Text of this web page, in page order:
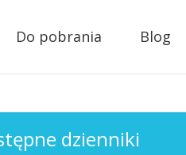
Do pobrania Blog
dzienniki